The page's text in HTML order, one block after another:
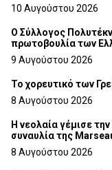
10 Αυγούστου 2026
Ο Σύλλογος
πρωτοβουλία των
9 Αυγούστου 2026
Το χορευτικό των
8 Αυγούστου 2026
Η νεολαία γέμισε
συναυλία της
8 Αυγούστου 2026